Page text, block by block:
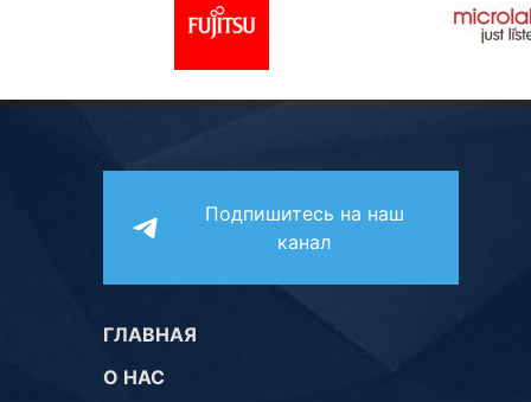
Подпишитесь на наш
канал
ГЛАВНАЯ
О НАС